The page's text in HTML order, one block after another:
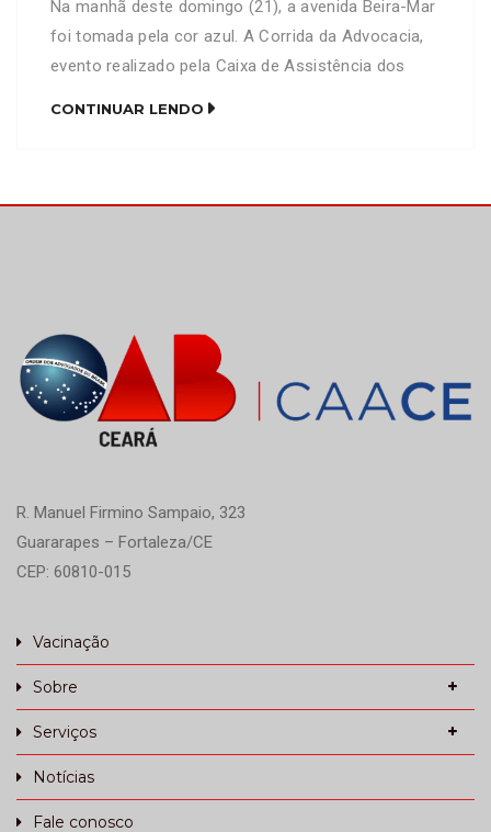
Na manhã deste domingo (21), a avenida Beira-Mar
foi tomada pela cor azul. A Corrida da Advocacia,
evento realizado pela Caixa de Assistência dos
CONTINUAR LENDO
R. Manuel Firmino Sampaio, 323
Guararapes – Fortaleza/CE
CEP: 60810-015
Vacinação
Sobre
Serviços
Notícias
Fale conosco